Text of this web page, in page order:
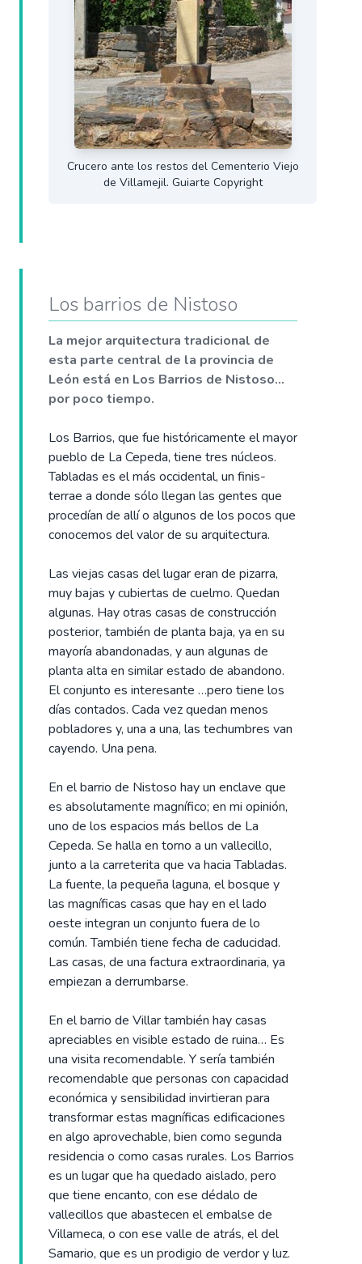
Crucero ante los restos del Cementerio Viejo
de Villamejil. Guiarte Copyright
Los barrios de Nistoso
La mejor arquitectura tradicional de
esta parte central de la provincia de
León está en Los Barrios de Nistoso...
por poco tiempo.
Los Barrios, que fue históricamente el mayor
pueblo de La Cepeda, tiene tres núcleos.
Tabladas es el más occidental, un finis-
terrae a donde sólo llegan las gentes que
procedían de allí o algunos de los pocos que
conocemos del valor de su arquitectura.
Las viejas casas del lugar eran de pizarra,
muy bajas y cubiertas de cuelmo. Quedan
algunas. Hay otras casas de construcción
posterior, también de planta baja, ya en su
mayoría abandonadas, y aun algunas de
planta alta en similar estado de abandono.
El conjunto es interesante …pero tiene los
días contados. Cada vez quedan menos
pobladores y, una a una, las techumbres van
cayendo. Una pena.
En el barrio de Nistoso hay un enclave que
es absolutamente magnífico; en mi opinión,
uno de los espacios más bellos de La
Cepeda. Se halla en torno a un vallecillo,
junto a la carreterita que va hacia Tabladas.
La fuente, la pequeña laguna, el bosque y
las magníficas casas que hay en el lado
oeste integran un conjunto fuera de lo
común. También tiene fecha de caducidad.
Las casas, de una factura extraordinaria, ya
empiezan a derrumbarse.
En el barrio de Villar también hay casas
apreciables en visible estado de ruina… Es
una visita recomendable. Y sería también
recomendable que personas con capacidad
económica y sensibilidad invirtieran para
transformar estas magníficas edificaciones
en algo aprovechable, bien como segunda
residencia o como casas rurales. Los Barrios
es un lugar que ha quedado aislado, pero
que tiene encanto, con ese dédalo de
vallecillos que abastecen el embalse de
Villameca, o con ese valle de atrás, el del
Samario, que es un prodigio de verdor y luz.